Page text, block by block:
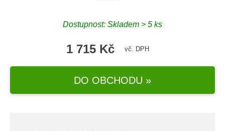
Dostupnost: Skladem > 5 ks
1 715 Kč vč. DPH
DO OBCHODU »